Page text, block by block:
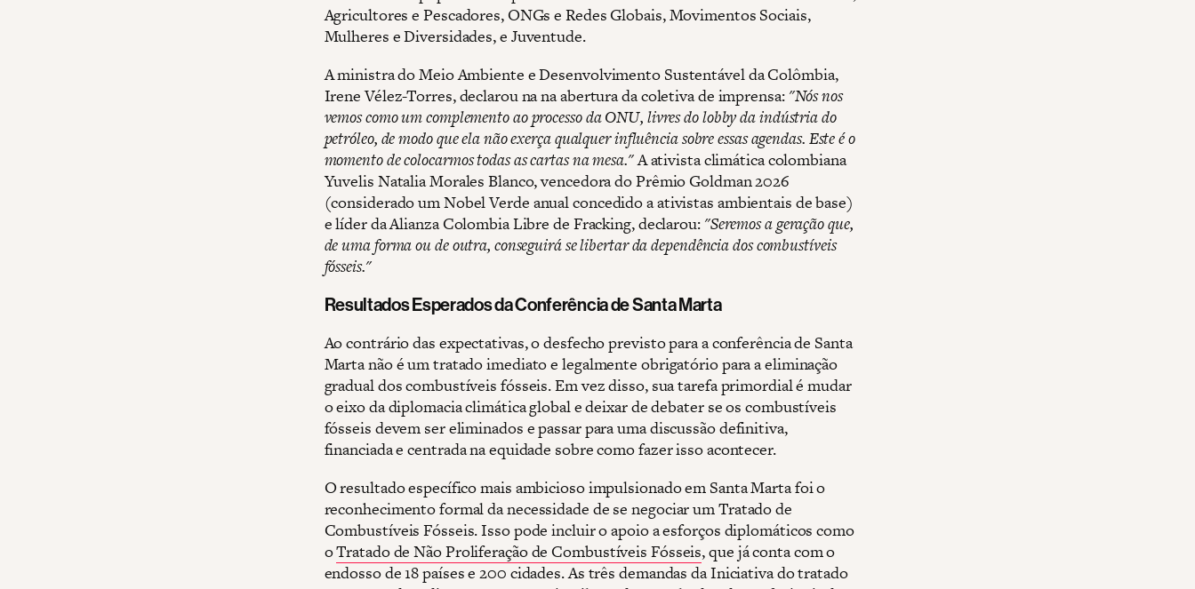
Agricultores e Pescadores, ONGs e Redes Globais, Movimentos Sociais,
Mulheres e Diversidades, e Juventude.
A ministra do Meio Ambiente e Desenvolvimento Sustentável da Colômbia,
Irene Vélez-Torres, declarou na na abertura da coletiva de imprensa: "Nós nos
vemos como um complemento ao processo da ONU, livres do lobby da indústria do
petróleo, de modo que ela não exerça qualquer influência sobre essas agendas. Este é o
momento de colocarmos todas as cartas na mesa."A ativista climática colombiana
Yuvelis Natalia Morales Blanco, vencedora do Prêmio Goldman 2026
(considerado um Nobel Verde anual concedido a ativistas ambientais de base)
e líder da Alianza Colombia Libre de Fracking, declarou: "Seremos a geração que,
de uma forma ou de outra, conseguirá se libertar da dependência dos combustíveis
fósseis."
Resultados Esperados da Conferência de Santa Marta
Ao contrário das expectativas, o desfecho previsto para a conferência de Santa
Marta não é um tratado imediato e legalmente obrigatório para a eliminação
gradual dos combustíveis fósseis. Em vez disso, sua tarefa primordial é mudar
o eixo da diplomacia climática global e deixar de debater se os combustíveis
fósseis devem ser eliminados e passar para uma discussão definitiva,
financiada e centrada na equidade sobre como fazer isso acontecer.
O resultado específico mais ambicioso impulsionado em Santa Marta foi o
reconhecimento formal da necessidade de se negociar um Tratado de
Combustíveis Fósseis. Isso pode incluir o apoio a esforços diplomáticos como
oTratado de Não Proliferação de Combustíveis Fósseis, que já conta com o
endosso de 18 países e 200 cidades. As três demandas da Iniciativa do tratado